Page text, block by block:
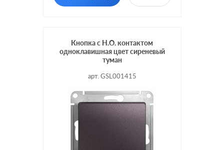
Кнопка с Н.О. контактом
одноклавишная цвет сиреневый
туман
арт. GSL001415